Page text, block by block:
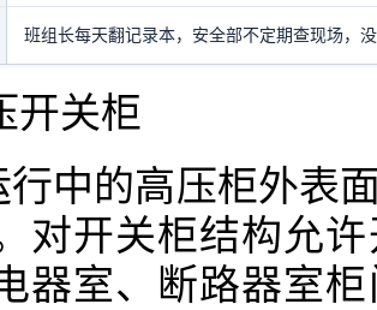
班组长每天翻记录本，安全部不定期查现场，
开关柜
行中的高压柜外表
对开关柜结构允
器室、断路器室